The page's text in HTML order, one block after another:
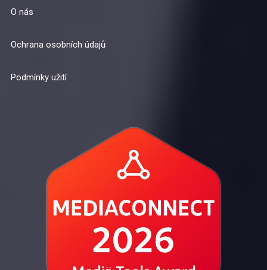
O nás
Ochrana osobních údajů
Podmínky užití